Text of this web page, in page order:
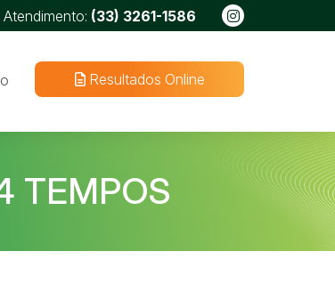
Atendimento: (33) 3261-1586
Resultados Online
TEMPOS